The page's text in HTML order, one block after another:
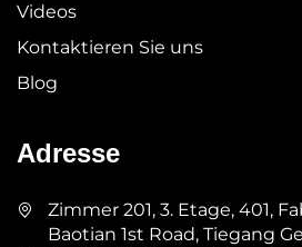
Videos
Kontaktieren Sie uns
Blog
Adresse
Zimmer 201, 3. Etage, 401,
Baotian 1st Road, Tiegang